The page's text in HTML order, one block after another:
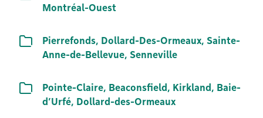
Montréal-Ouest
Liste de documents
Pierrefonds, Dollard-Des-Ormeaux, Sainte-
Anne-de-Bellevue, Senneville
Liste de documents
Pointe-Claire, Beaconsfield, Kirkland, Baie-
d’Urfé, Dollard-des-Ormeaux